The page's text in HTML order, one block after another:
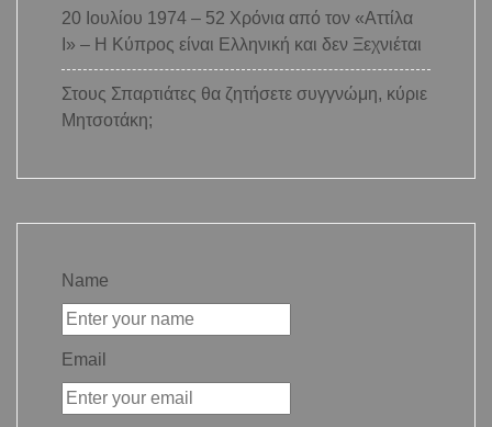
20 Ιουλίου 1974 – 52 Χρόνια από τον «Αττίλα
Ι» – Η Κύπρος είναι Ελληνική και δεν Ξεχνιέται
Στους Σπαρτιάτες θα ζητήσετε συγγνώμη, κύριε
Μητσοτάκη;
Name
Email